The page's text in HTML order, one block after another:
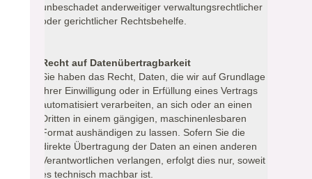
unbeschadet anderweitiger verwaltungsrechtlicher
oder gerichtlicher Rechtsbehelfe.
Recht auf Datenübertragbarkeit
Sie haben das Recht, Daten, die wir auf Grundlage
Ihrer Einwilligung oder in Erfüllung eines Vertrags
automatisiert verarbeiten, an sich oder an einen
Dritten in einem gängigen, maschinenlesbaren
Format aushändigen zu lassen. Sofern Sie die
direkte Übertragung der Daten an einen anderen
Verantwortlichen verlangen, erfolgt dies nur, soweit
es technisch machbar ist.